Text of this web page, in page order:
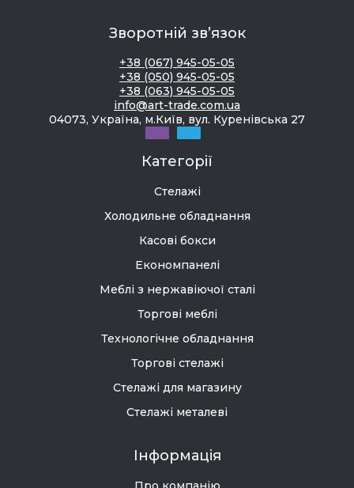
Зворотній зв’язок
+38 (067) 945-05-05
+38 (050) 945-05-05
+38 (063) 945-05-05
info@art-trade.com.ua
04073, Україна, м.Київ, вул. Куренівська 27
Категорії
Стелажі
Холодильне обладнання
Касові бокси
Економпанелі
Меблі з нержавіючої сталі
Торгові меблі
Технологічне обладнання
Торгові стелажі
Стелажі для магазину
Стелажі металеві
Інформація